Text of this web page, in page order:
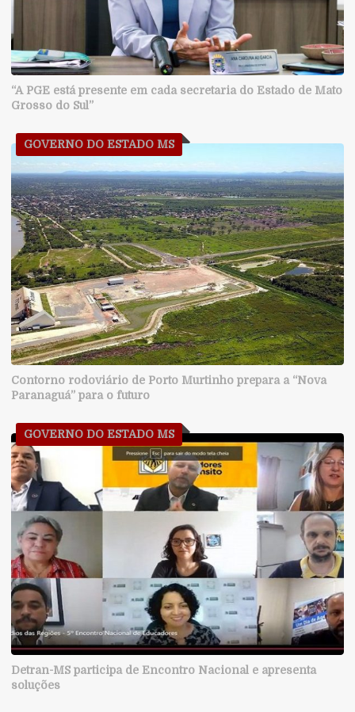
“A PGE está presente em cada secretaria do Estado de Mato
Grosso do Sul”
GOVERNO DO ESTADO MS
Contorno rodoviário de Porto Murtinho prepara a “Nova
Paranaguá” para o futuro
GOVERNO DO ESTADO MS
Detran-MS participa de Encontro Nacional e apresenta
soluções